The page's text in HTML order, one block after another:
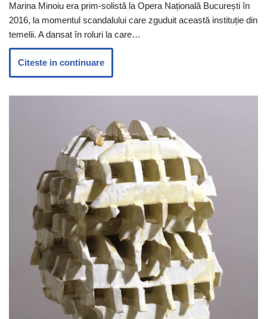
Marina Minoiu era prim-solistă la Opera Națională București în
2016, la momentul scandalului care zguduit această instituție din
temelii. A dansat în roluri la care…
Citeste in continuare